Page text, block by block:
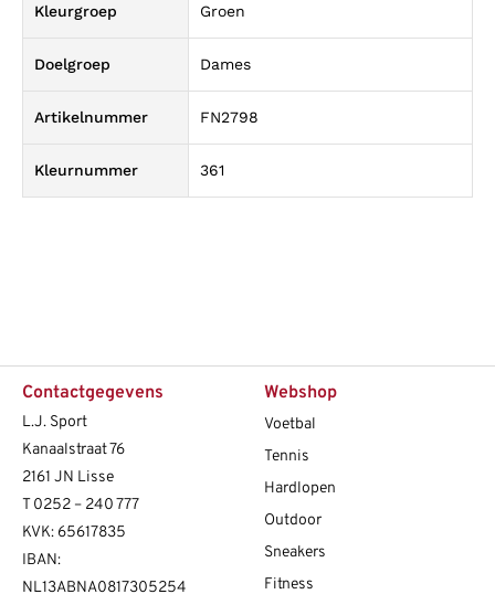
Kleurgroep Groen
Doelgroep Dames
Artikelnummer FN2798
Kleurnummer 361
Contactgegevens
L.J. Sport
Kanaalstraat 76
2161 JN Lisse
T 0252 – 240 777
KVK: 65617835
IBAN:
NL13ABNA0817305254
Webshop
Voetbal
Tennis
Hardlopen
Outdoor
Sneakers
Fitness